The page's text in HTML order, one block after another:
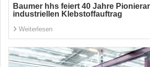
Baumer hhs feiert 40 Jahre
industriellen Klebstoffauftrag
Weiterlesen